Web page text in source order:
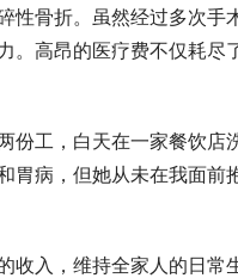
性骨折。虽然经过多次手
。高昂的医疗费不仅耗尽
份工，白天在一家餐饮店
胃病，但她从未在我面前
收入，维持全家人的日常